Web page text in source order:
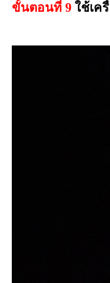
ขั้นตอนที่ 9 ใช้เค